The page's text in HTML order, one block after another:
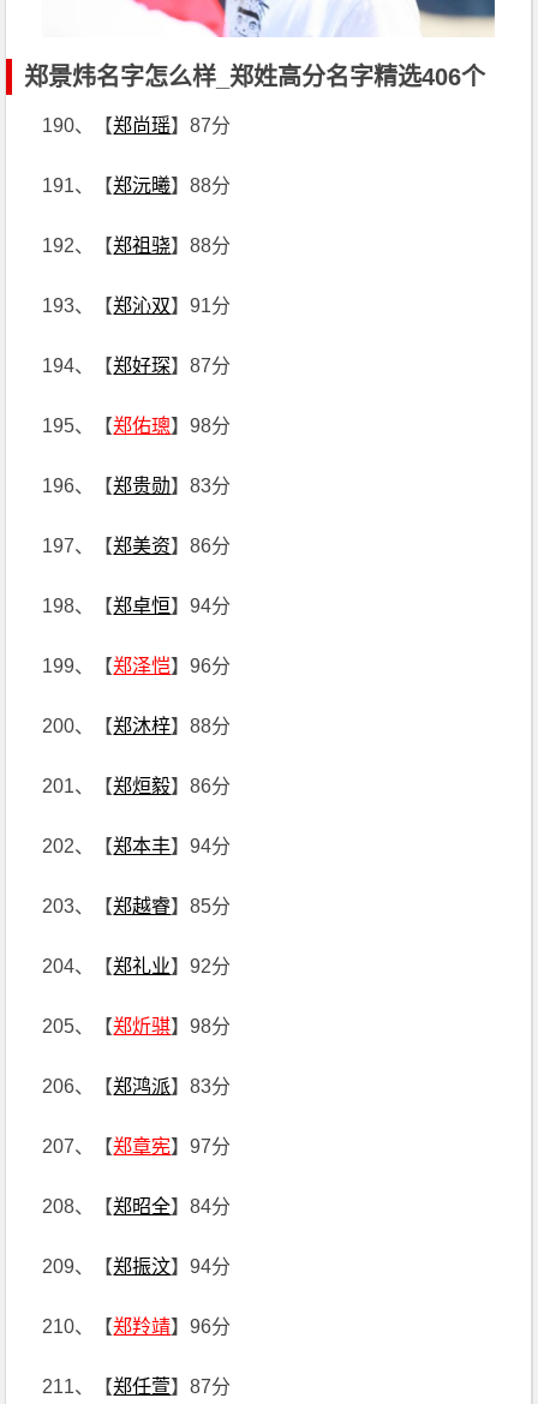
郑景炜名字怎么样_郑姓高分名字精选406个
190、【郑尚瑶】87分
191、【郑沅曦】88分
192、【郑祖骁】88分
193、【郑沁双】91分
194、【郑好琛】87分
195、【郑佑璁】98分
196、【郑贵勋】83分
197、【郑美资】86分
198、【郑卓恒】94分
199、【郑泽恺】96分
200、【郑沐梓】88分
201、【郑烜毅】86分
202、【郑本丰】94分
203、【郑越睿】85分
204、【郑礼业】92分
205、【郑炘骐】98分
206、【郑鸿派】83分
207、【郑章宪】97分
208、【郑昭全】84分
209、【郑振汶】94分
210、【郑羚靖】96分
211、【郑任萱】87分